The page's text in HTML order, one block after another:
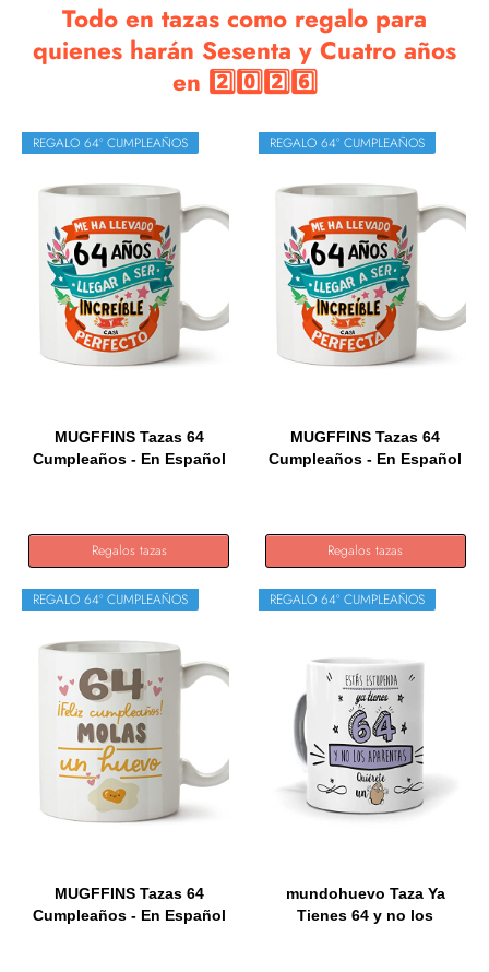
Todo en tazas como regalo para
quienes harán Sesenta y Cuatro años
en 2️⃣0️⃣2️⃣6️⃣
REGALO 64º CUMPLEAÑOS
MUGFFINS Tazas 64
Cumpleaños - En Español
Regalos tazas
REGALO 64º CUMPLEAÑOS
MUGFFINS Tazas 64
Cumpleaños - En Español
Regalos tazas
REGALO 64º CUMPLEAÑOS
MUGFFINS Tazas 64
Cumpleaños - En Español
REGALO 64º CUMPLEAÑOS
mundohuevo Taza Ya
Tienes 64 y no los